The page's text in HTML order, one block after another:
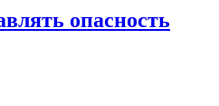
опасность